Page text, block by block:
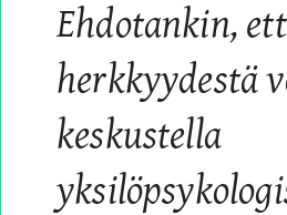
Ehdotankin,
herkkyydestä
keskustella